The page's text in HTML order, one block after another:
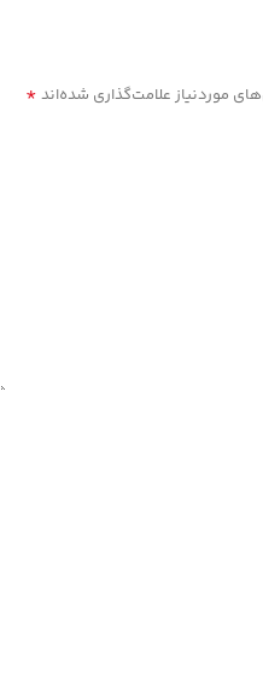
موردنیاز علامت‌گذاری شده‌اند *